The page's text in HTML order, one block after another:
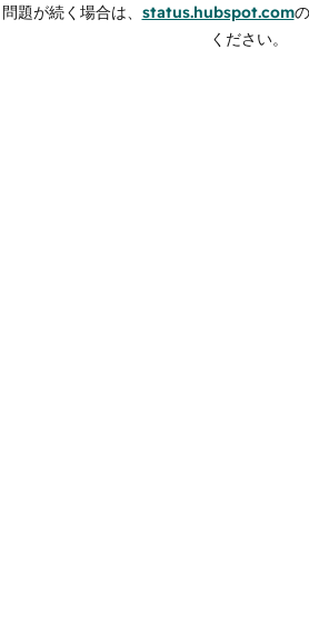
問題が続く場合は、 status.hubspot.com
ください。